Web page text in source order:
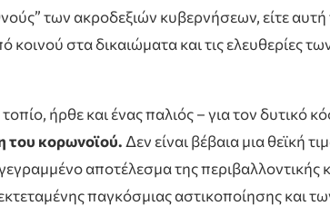
των ακροδεξιών κυβερνήσεων, είτε αυτή
κοινού στα δικαιώματα και τις ελευθερίες
ήρθε και ένας παλιός – για τον δυτικό
του κορωνοϊού. Δεν είναι βέβαια μια θεϊκή
αποτέλεσμα της περιβαλλοντικής
παγκόσμιας αστικοποίησης και